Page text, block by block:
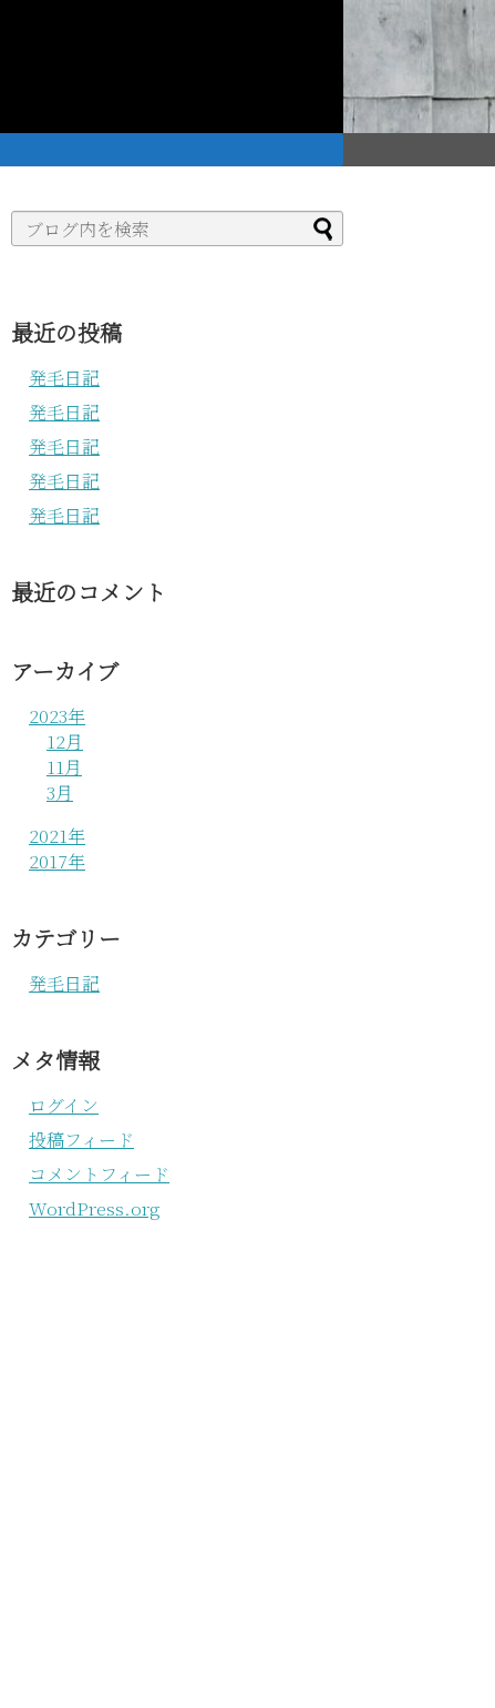
最近の投稿
発毛日記
発毛日記
発毛日記
発毛日記
発毛日記
最近のコメント
アーカイブ
2023年
12月
11月
3月
2021年
2017年
カテゴリー
発毛日記
メタ情報
ログイン
投稿フィード
コメントフィード
WordPress.org